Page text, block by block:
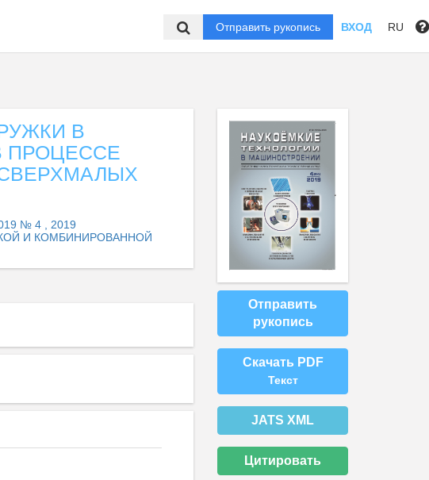
Отправить рукопись ВХОД RU
В
ПРОЦЕССЕ
№ 4 , 2019
И КОМБИНИРОВАННОЙ
Отправить
рукопись
Скачать PDF
Текст
JATS XML
Цитировать